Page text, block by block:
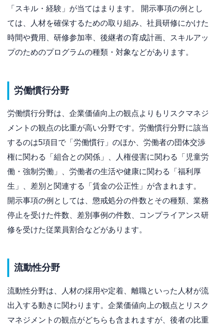
「スキル・経験」が当てはまります。 開示事項の例とし
ては、人材を確保するための取り組み、社員研修にかけた
時間や費用、研修参加率、後継者の育成計画、スキルアッ
プのためのプログラムの種類・対象などがあります。
労働慣行分野
労働慣行分野は、企業価値向上の観点よりもリスクマネジ
メントの観点の比重が高い分野です。労働慣行分野に該当
するのは5項目で「労働慣行」のほか、労働者の団体交渉
権に関わる「組合との関係」、人権侵害に関わる「児童労
働・強制労働」、労働者の生活や健康に関わる「福利厚
生」、差別と関連する「賃金の公正性」が含まれます。
開示事項の例としては、懲戒処分の件数とその種類、業務
停止を受けた件数、差別事例の件数、コンプライアンス研
修を受けた従業員割合などがあります。
流動性分野
流動性分野は、人材の採用や定着、離職といった人材が流
出入する動きに関わります。企業価値向上の観点とリスク
マネジメントの観点がどちらも含まれますが、後者の比重